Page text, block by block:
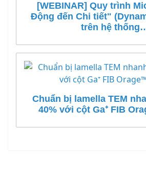
[WEBINAR] Quy trình
Động đến Chi tiết"
trên hệ
Chuẩn bị lamella TEM
40% với cột Ga⁺ FIB